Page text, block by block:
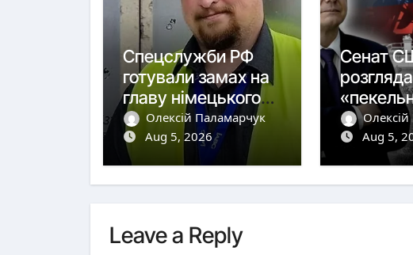
Спецслужби РФ
готували замах на
главу німецького
виробника дронів
Олексій Паламарчук
Aug 5, 2026
Сенат
проти
Aug 5,
Leave a Reply